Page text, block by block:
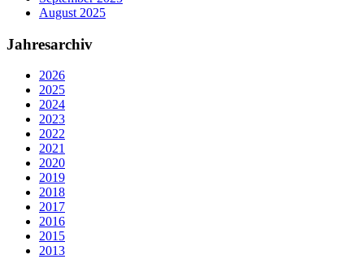
August 2025
Jahresarchiv
2026
2025
2024
2023
2022
2021
2020
2019
2018
2017
2016
2015
2013